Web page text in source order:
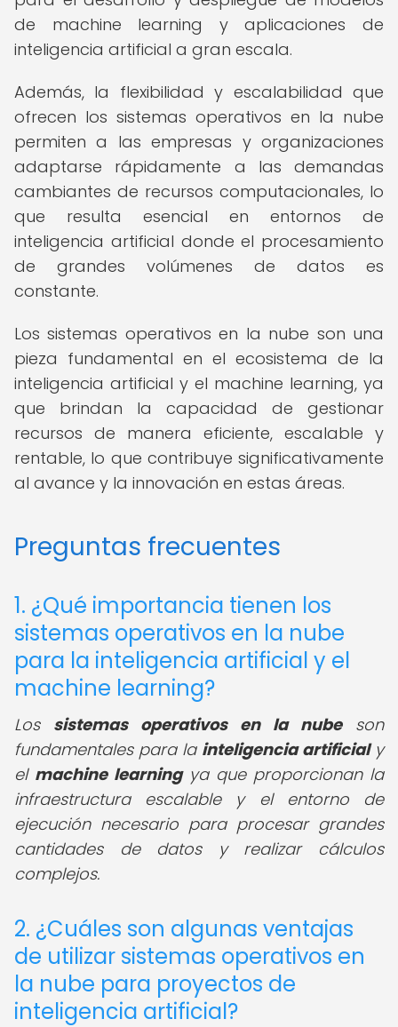
de machine learning y aplicaciones de
inteligencia artificial a gran escala.
Además, la flexibilidad y escalabilidad que
ofrecen los sistemas operativos en la nube
permiten a las empresas y organizaciones
adaptarse rápidamente a las demandas
cambiantes de recursos computacionales, lo
que resulta esencial en entornos de
inteligencia artificial donde el procesamiento
de grandes volúmenes de datos es
constante.
Los sistemas operativos en la nube son una
pieza fundamental en el ecosistema de la
inteligencia artificial y el machine learning, ya
que brindan la capacidad de gestionar
recursos de manera eficiente, escalable y
rentable, lo que contribuye significativamente
al avance y la innovación en estas áreas.
Preguntas frecuentes
1. ¿Qué importancia tienen los
sistemas operativos en la nube
para la inteligencia artificial y el
machine learning?
Los sistemas operativos en la nubeson
fundamentales para la inteligencia artificialy
el machine learningya que proporcionan la
infraestructura escalable y el entorno de
ejecución necesario para procesar grandes
cantidades de datos y realizar cálculos
complejos.
2. ¿Cuáles son algunas ventajas
de utilizar sistemas operativos en
la nube para proyectos de
inteligencia artificial?